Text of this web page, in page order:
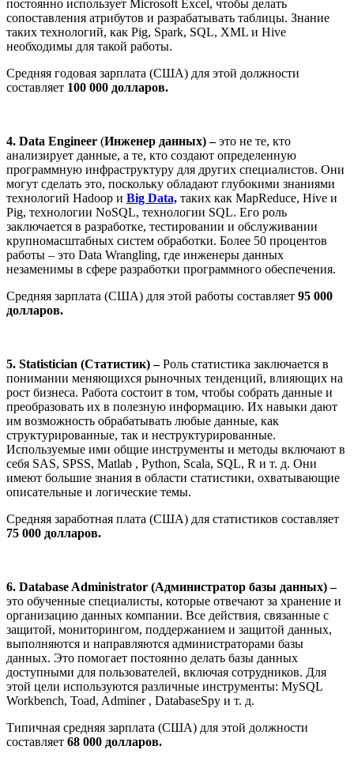
постоянно использует Microsoft Excel, чтобы делать
сопоставления атрибутов и разрабатывать таблицы. Знание
таких технологий, как Pig, Spark, SQL, XML и Hive
необходимы для такой работы.
Средняя годовая зарплата (США) для этой должности
составляет 100 000 долларов.
4. Data Engineer (Инженер данных) –это не те, кто
анализирует данные, а те, кто создают определенную
программную инфраструктуру для других специалистов. Они
могут сделать это, поскольку обладают глубокими знаниями
технологий Hadoop и Big Data, таких как MapReduce, Hive и
Pig, технологии NoSQL, технологии SQL. Его роль
заключается в разработке, тестировании и обслуживании
крупномасштабных систем обработки. Более 50 процентов
работы – это Data Wrangling, где инженеры данных
незаменимы в сфере разработки программного обеспечения.
Средняя зарплата (США) для этой работы составляет 95 000
долларов.
5. Statistician (Статистик) –Роль статистика заключается в
понимании меняющихся рыночных тенденций, влияющих на
рост бизнеса. Работа состоит в том, чтобы собрать данные и
преобразовать их в полезную информацию. Их навыки дают
им возможность обрабатывать любые данные, как
структурированные, так и неструктурированные.
Используемые ими общие инструменты и методы включают в
себя SAS, SPSS, Matlab , Python, Scala, SQL, R и т. д. Они
имеют большие знания в области статистики, охватывающие
описательные и логические темы.
Средняя заработная плата (США) для статистиков составляет
75 000 долларов.
6. Database Administrator (Администратор базы данных) –
это обученные специалисты, которые отвечают за хранение и
организацию данных компании. Все действия, связанные с
защитой, мониторингом, поддержанием и защитой данных,
выполняются и направляются администраторами базы
данных. Это помогает постоянно делать базы данных
доступными для пользователей, включая сотрудников. Для
этой цели используются различные инструменты: MySQL
Workbench, Toad, Adminer , DatabaseSpy и т. д.
Типичная средняя зарплата (США) для этой должности
составляет 68 000 долларов.